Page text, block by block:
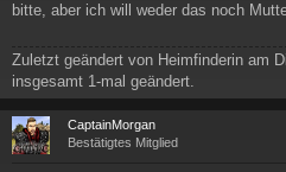
bitte, aber ich will weder das noch
Zuletzt geändert von Heimfinderin am
insgesamt 1-mal geändert.
CaptainMorgan
Bestätigtes Mitglied